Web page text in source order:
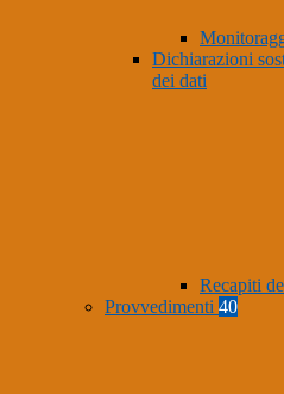
Dichiarazioni
dei dati
Recapiti
Provvedimenti 40